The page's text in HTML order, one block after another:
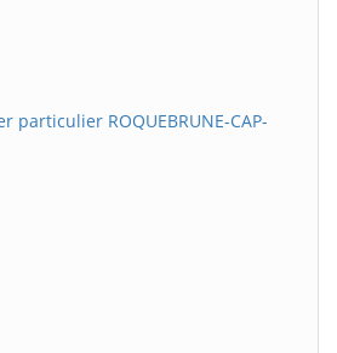
particulier ROQUEBRUNE-CAP-